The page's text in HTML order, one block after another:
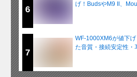
6
げ！BudsやM9 II、
7
WF-1000XM6が値下
た音質・接続安定性・